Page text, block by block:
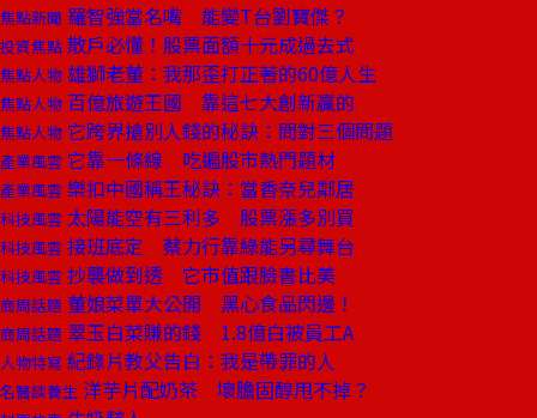
焦點新聞 羅智強當名嘴 能變T台劉寶傑？
投資焦點 散戶必懂！股票面額十元成過去式
焦點人物 雄獅老董：我那歪打正著的60億人生
焦點人物 百億旅遊王國 靠這七大創新贏的
焦點人物 它跨界搶別人錢的秘訣：問對三個問題
產業風雲 它靠一條線 吃遍股市熱門題材
產業風雲 樂扣中國稱王秘訣：當香奈兒鄰居
科技風雲 太陽能空有三利多 股票漲多別買
科技風雲 接班底定 蔡力行靠綠能另尋舞台
科技風雲 抄襲做到透 它市值跟臉書比美
商周話題 董娘菜單大公開 黑心食品閃邊！
商周話題 翠玉白菜賺的錢 1.8億白被員工A
人物特寫 紀錄片教父告白：我是帶罪的人
名醫談養生 洋芋片配奶茶 壞膽固醇甩不掉？